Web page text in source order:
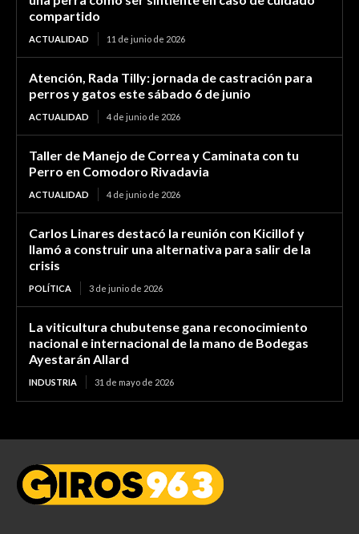
compartido
ACTUALIDAD 11 de junio de 2026
Atención, Rada Tilly: jornada de castración para
perros y gatos este sábado 6 de junio
ACTUALIDAD 4 de junio de 2026
Taller de Manejo de Correa y Caminata con tu
Perro en Comodoro Rivadavia
ACTUALIDAD 4 de junio de 2026
Carlos Linares destacó la reunión con Kicillof y
llamó a construir una alternativa para salir de la
crisis
POLÍTICA 3 de junio de 2026
La viticultura chubutense gana reconocimiento
nacional e internacional de la mano de Bodegas
Ayestarán Allard
INDUSTRIA 31 de mayo de 2026